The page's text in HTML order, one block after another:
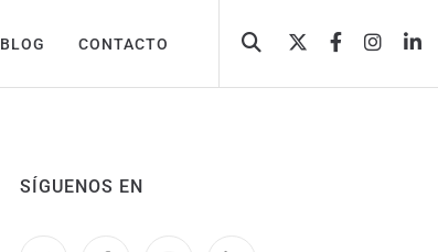
BLOG CONTACTO
SÍGUENOS EN